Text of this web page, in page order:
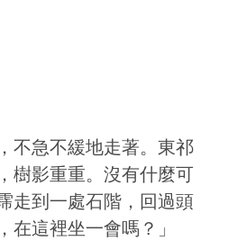
不急不緩地走著。東祁
樹影重重。沒有什麼可
走到一處石階，回過頭
在這裡坐一會嗎？」